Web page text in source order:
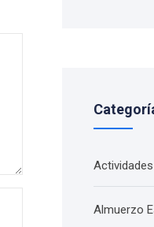
Actividades
Almuerzo